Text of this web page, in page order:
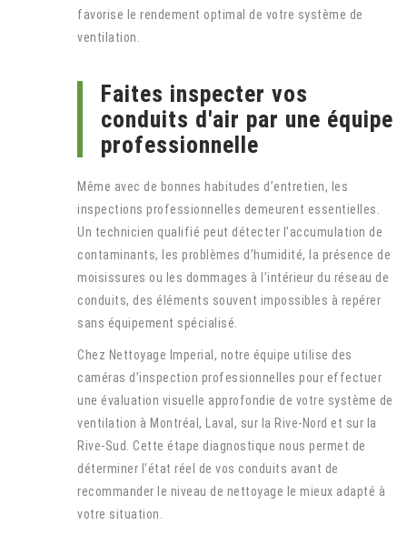
favorise le rendement optimal de votre système de
ventilation.
Faites inspecter vos
conduits d'air par une équipe
professionnelle
Même avec de bonnes habitudes d’entretien, les
inspections professionnelles demeurent essentielles.
Un technicien qualifié peut détecter l’accumulation de
contaminants, les problèmes d’humidité, la présence de
moisissures ou les dommages à l’intérieur du réseau de
conduits, des éléments souvent impossibles à repérer
sans équipement spécialisé.
Chez Nettoyage Imperial, notre équipe utilise des
caméras d’inspection professionnelles pour effectuer
une évaluation visuelle approfondie de votre système de
ventilation à Montréal, Laval, sur la Rive-Nord et sur la
Rive-Sud. Cette étape diagnostique nous permet de
déterminer l’état réel de vos conduits avant de
recommander le niveau de nettoyage le mieux adapté à
votre situation.